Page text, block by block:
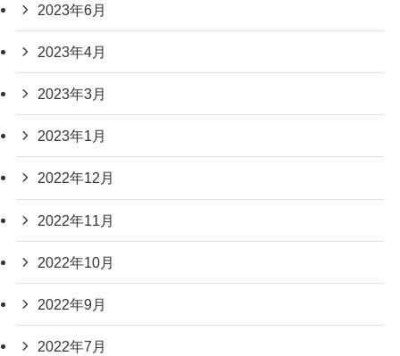
2023年6月
2023年4月
2023年3月
2023年1月
2022年12月
2022年11月
2022年10月
2022年9月
2022年7月